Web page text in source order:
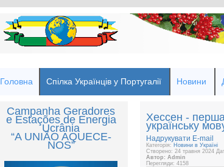
Головна Спілка Українців у Португалії Новини
Campanha Geradores
e Estações de Energia
Ucrânia
“A UNIÃO AQUECE-
NOS”
Хессен -
українську
Надрукувати E-mail
Категорія: Новини в Україні
Створено: 24 травня 2024
Автор: Admin
Перегляди: 4158